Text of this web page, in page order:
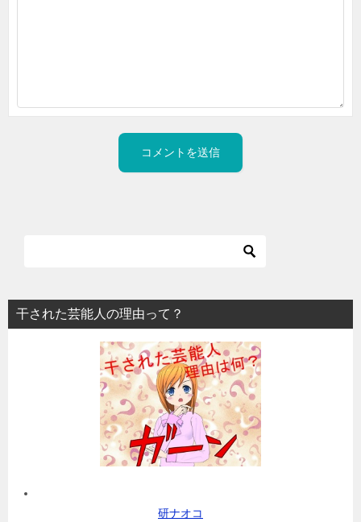
干された芸能人の理由って？
研ナオコ